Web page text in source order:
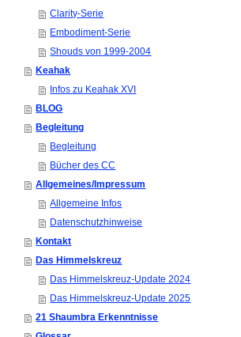
Clarity-Serie
Embodiment-Serie
Shouds von 1999-2004
Keahak
Infos zu Keahak XVI
BLOG
Begleitung
Begleitung
Bücher des CC
Allgemeines/Impressum
Allgemeine Infos
Datenschutzhinweise
Kontakt
Das Himmelskreuz
Das Himmelskreuz-Update 2024
Das Himmelskreuz-Update 2025
21 Shaumbra Erkenntnisse